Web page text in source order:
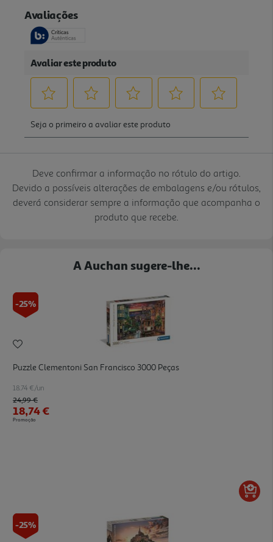
Deve confirmar a informação no rótulo do artigo.
Devido a possíveis alterações de embalagens e/ou rótulos,
deverá considerar sempre a informação que acompanha o
produto que recebe.
A Auchan sugere-lhe...
-25%
Puzzle Clementoni San Francisco 3000 Peças
18.74 €/un
Price reduced from
24,99 €to
18,74 €
Promoção
-25%